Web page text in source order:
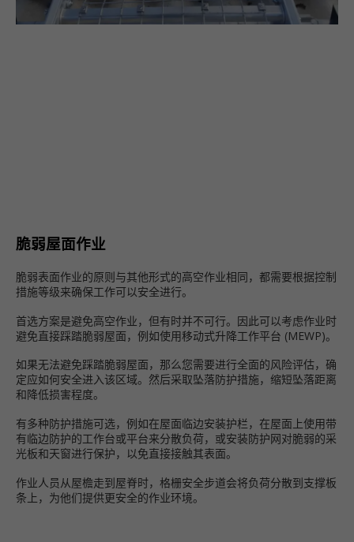
脆弱屋面作业
脆弱表面作业的原则与其他形式的高空作业相同，都需要根据控制
措施等级来确保工作可以安全进行。
首选方案是避免高空作业，但有时并不可行。因此可以考虑作业时
避免直接踩踏脆弱屋面，例如使用移动式升降工作平台 (MEWP)。
如果无法避免踩踏脆弱屋面，那么您需要进行全面的风险评估，确
定应如何安全进入该区域。然后采取坠落防护措施，缩短坠落距离
和降低损害程度。
有多种防护措施可选，例如在屋面临边安装护栏，在屋面上使用带
有临边防护的工作台或平台来分散负荷，或安装防护网对脆弱的采
光板和天窗进行保护，以免直接接触其表面。
作业人员从屋檐走到屋脊时，格栅安全步道会将负荷分散到支撑板
条上，为他们提供更安全的作业环境。